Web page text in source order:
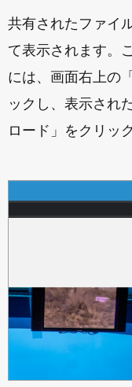
共有されたファイ
て表示されます。
には、画面右上の
ックし、表示され
ロード」をクリッ